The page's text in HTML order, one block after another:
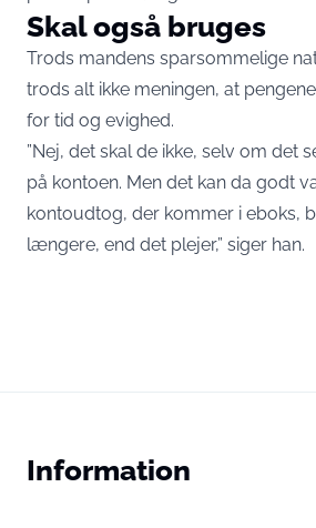
Skal også bruges
Trods mandens sparsommelige
trods alt ikke meningen, at
for tid og evighed.
”Nej, det skal de ikke, selv om det
på kontoen. Men det kan da godt
kontoudtog, der kommer i eboks,
længere, end det plejer,” siger han.
Information